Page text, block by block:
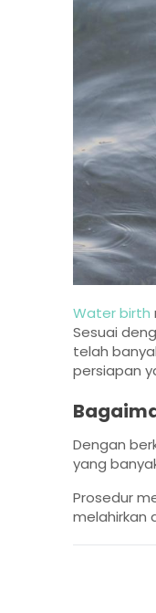
Water birth
Sesuai
telah
persiapan
Dengan
yang
Prosedur
melahirkan